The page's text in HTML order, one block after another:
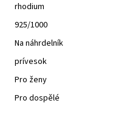
rhodium
925/1000
Na náhrdelník
prívesok
Pro ženy
Pro dospělé